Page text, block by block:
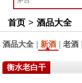
首页 > 酒品大全
酒品大全 新酒 老酒
衡水老白干